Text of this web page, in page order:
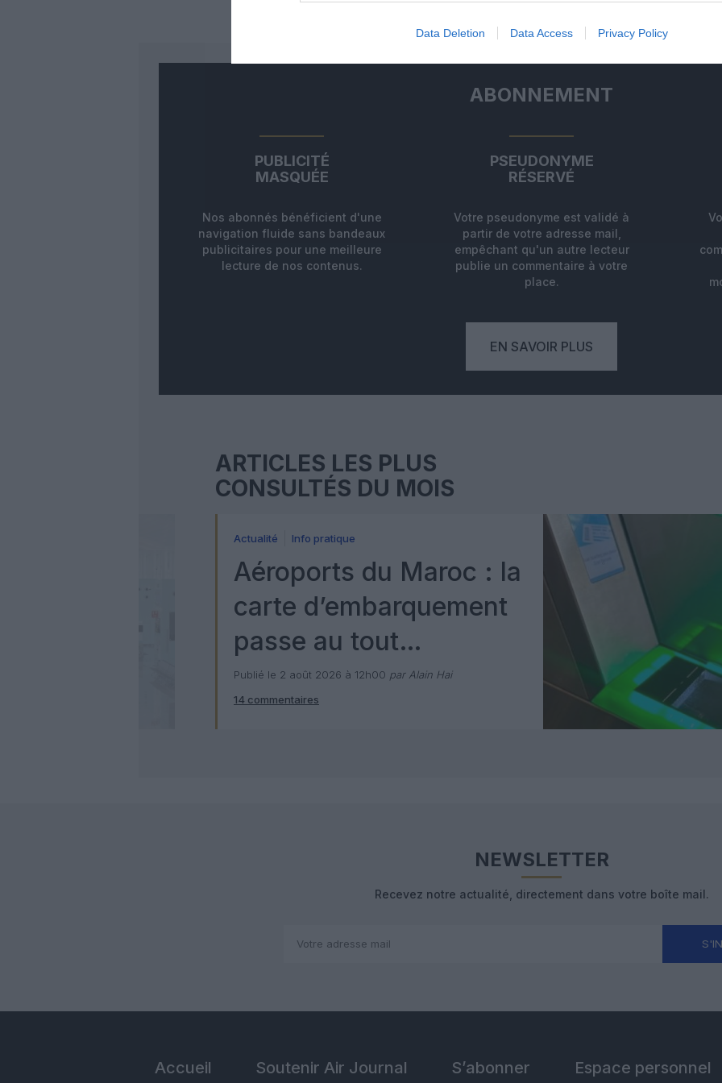
Data Deletion Data Access Privacy Policy
ABONNEMENT
PUBLICITÉ
MASQUÉE
Nos abonnés bénéficient d'une
navigation fluide sans bandeaux
publicitaires pour une meilleure
lecture de nos contenus.
PSEUDONYME
RÉSERVÉ
Votre pseudonyme est validé à
partir de votre adresse mail,
empêchant qu'un autre lecteur
publie un commentaire à votre
place.
EN SAVOIR PLUS
ARTICLES LES PLUS
CONSULTÉS DU MOIS
Actualité Info pratique
Aéroports du Maroc : la
carte d’embarquement
passe au tout
numérique avec Pax
Check
Publié le 2 août 2026 à 12h00 par Alain Hai
14 commentaires
NEWSLETTER
Recevez notre actualité, directement dans votre boîte mail.
Accueil Soutenir Air Journal S’abonner Espace personnel